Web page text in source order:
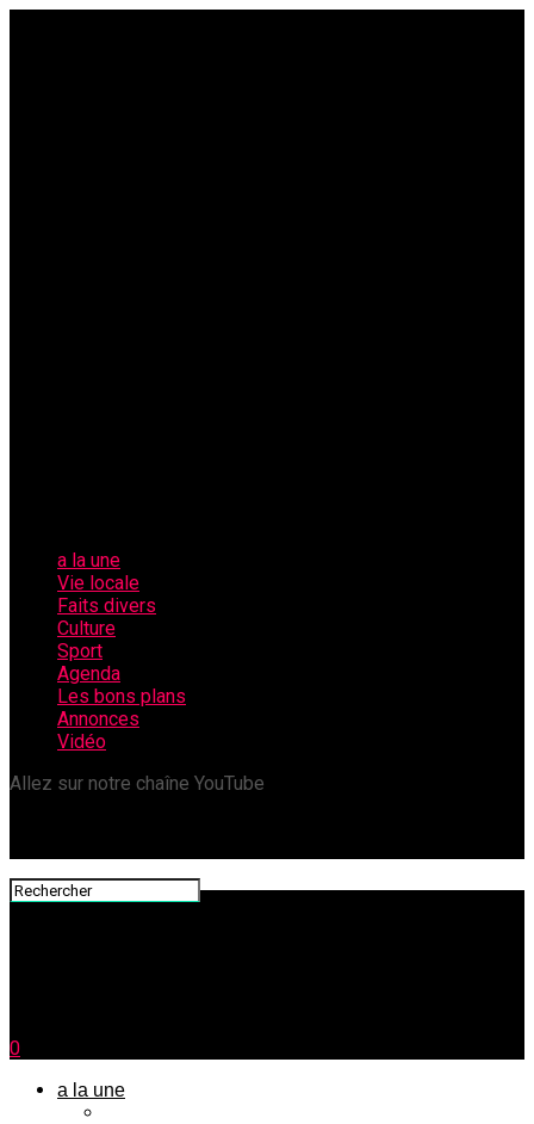
a la une
Vie locale
Faits divers
Culture
Sport
Agenda
Les bons plans
Annonces
Vidéo
Allez sur notre chaîne YouTube
0
a la une